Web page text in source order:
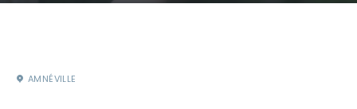
AMNÉVILLE